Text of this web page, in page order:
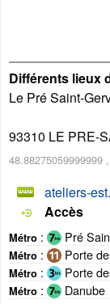
Différents lieux
Le Pré Saint-
93310 LE PRE-
48.88275059999999 ,
ateliers-
Accès
Métro : Pré
Métro : Porte
Métro : Porte
Métro : Danube